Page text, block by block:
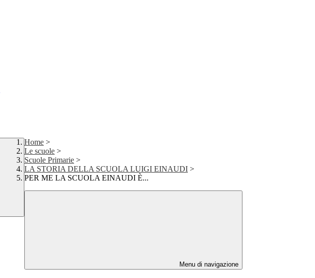
Home >
Le scuole >
Scuole Primarie >
LA STORIA DELLA SCUOLA LUIGI EINAUDI >
PER ME LA SCUOLA EINAUDI È...
Menu di navigazione